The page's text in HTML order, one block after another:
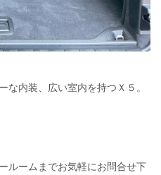
な内装、広い室内を持つＸ５。
ルームまでお気軽にお問合せ下